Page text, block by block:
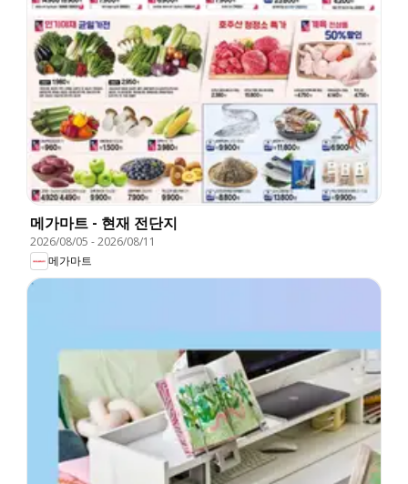
메가마트 - 현재 전단지
2026/08/05 -2026/08/11
메가마트